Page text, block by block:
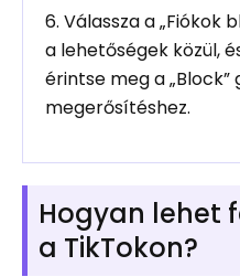
6. Válassza a „Fiókok
a lehetőségek közül,
érintse meg a
megerősítéshez.
Hogyan lehet
a TikTokon?